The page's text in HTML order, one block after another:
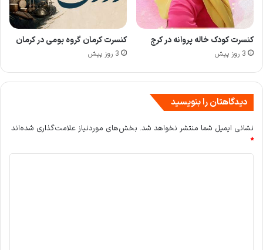
کنسرت کودک خاله پروانه در کرج
3 روز پیش
کنسرت کرمان گروه بومی در کرمان
3 روز پیش
دیدگاهتان را بنویسید
نشانی ایمیل شما منتشر نخواهد شد. بخش‌های موردنیاز علامت‌گذاری شده‌اند
*